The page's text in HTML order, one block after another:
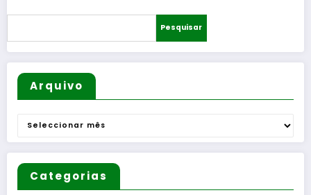
Pesquisar
Arquivo
Arquivo
Categorias